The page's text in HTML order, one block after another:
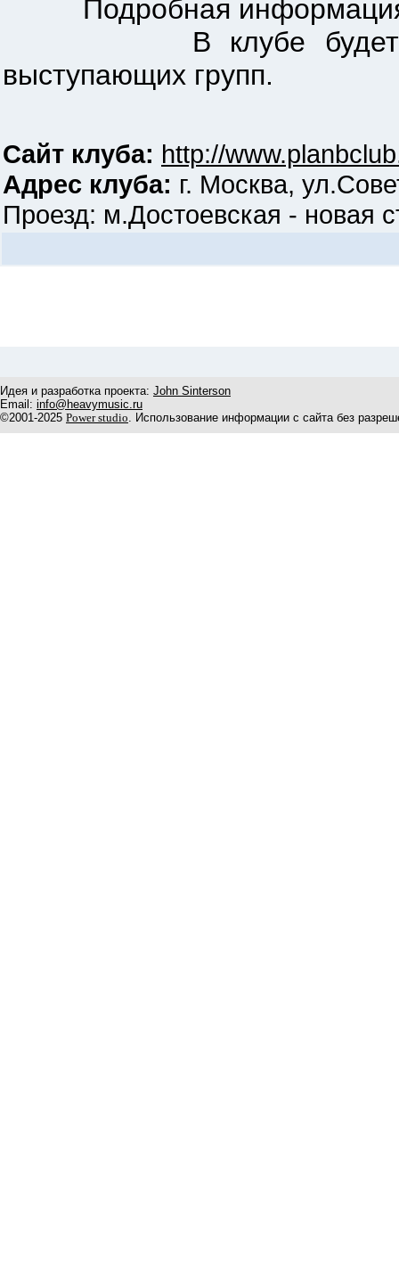
Подробная информация
В клубе будет
выступающих групп.
Сайт клуба: http://
Адрес клуба: г. Москва,
Проезд: м.Достоевская - новая
Идея и разработка проекта: John Sinterson
Email: info@heavymusic.ru
©2001-2025 Power studio. Использование информации с сайта без